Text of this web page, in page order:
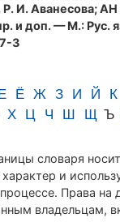
Р. И. Аванесова;
и доп. — М.: Рус.
3
Ё Ж З И Й К
Х Ц Ч Ш Щ Ъ
словаря носит
и
Права на
владельцам,